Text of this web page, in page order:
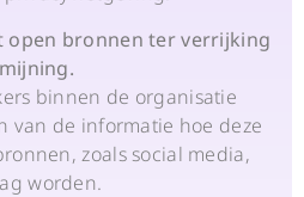
open bronnen ter verrijking
binnen de organisatie
van de informatie hoe deze
zoals social media,
worden.